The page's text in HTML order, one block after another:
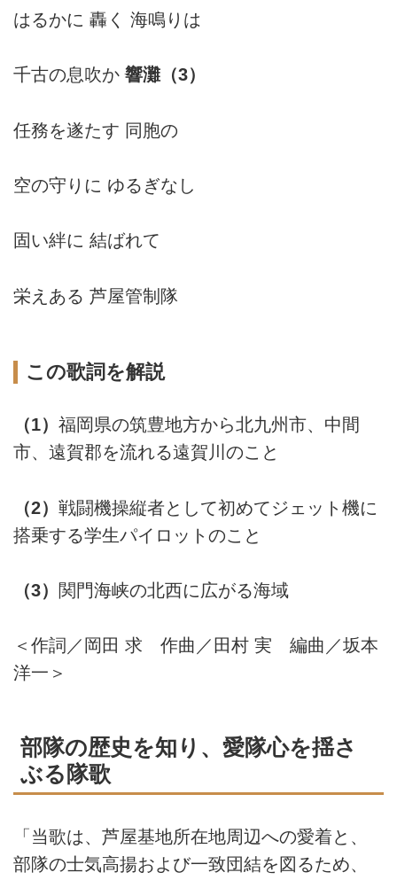
はるかに 轟く 海鳴りは
千古の息吹か響灘（3）
任務を遂たす 同胞の
空の守りに ゆるぎなし
固い絆に 結ばれて
栄えある 芦屋管制隊
この歌詞を解説
（1） 福岡県の筑豊地方から北九州市、中間
市、遠賀郡を流れる遠賀川のこと
（2） 戦闘機操縦者として初めてジェット機に
搭乗する学生パイロットのこと
（3） 関門海峡の北西に広がる海域
＜作詞／岡田 求 作曲／田村 実 編曲／坂本
洋一＞
部隊の歴史を知り、愛隊心を揺さ
ぶる隊歌
「当歌は、芦屋基地所在地周辺への愛着と、
部隊の士気高揚および一致団結を図るため、